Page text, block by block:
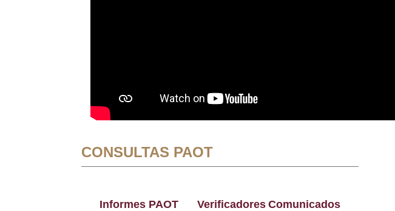
CONSULTAS PAOT
Informes PAOT
Verificadores Comunicados